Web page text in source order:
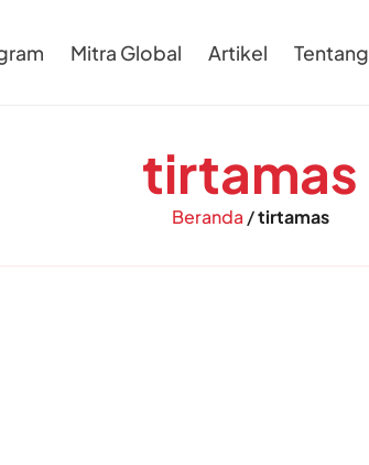
Mitra Global Artikel Tentang
tirtamas
Beranda /tirtamas